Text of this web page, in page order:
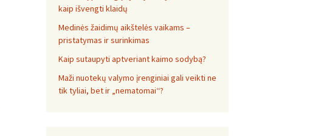
kaip išvengti klaidų
Medinės žaidimų aikštelės vaikams –
pristatymas ir surinkimas
Kaip sutaupyti aptveriant kaimo sodybą?
Maži nuotekų valymo įrenginiai gali veikti ne
tik tyliai, bet ir „nematomai‘‘?